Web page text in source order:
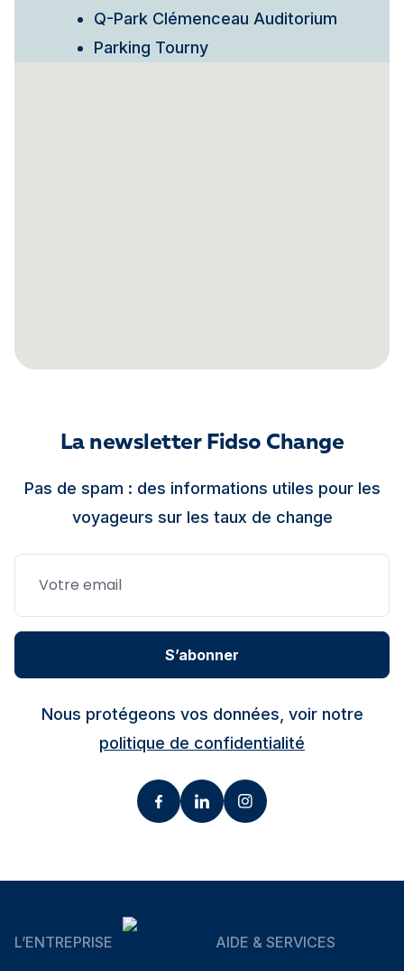
Q-Park Clémenceau Auditorium
Parking Tourny
La newsletter Fidso Change
Pas de spam : des informations utiles pour les
voyageurs sur les taux de change
S’abonner
Nous protégeons vos données, voir notre
politique de confidentialité
L’ENTREPRISE AIDE & SERVICES